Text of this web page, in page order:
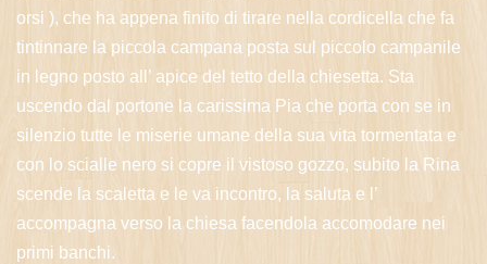
orsi ), che ha appena finito di tirare nella cordicella che fa
tintinnare la piccola campana posta sul piccolo campanile
in legno posto all’ apice del tetto della chiesetta. Sta
uscendo dal portone la carissima Pia che porta con se in
silenzio tutte le miserie umane della sua vita tormentata e
con lo scialle nero si copre il vistoso gozzo, subito la Rina
scende la scaletta e le va incontro, la saluta e l’
accompagna verso la chiesa facendola accomodare nei
primi banchi.